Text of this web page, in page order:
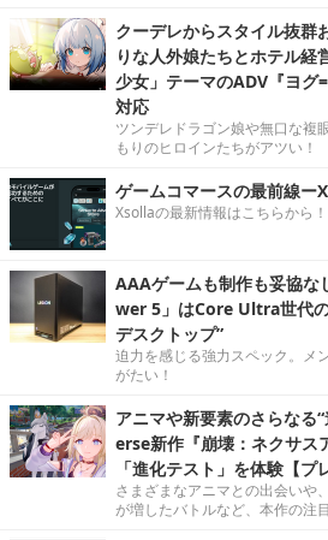
クーデレからスタイル抜群
りな人外娘たちとホテル経
少女」テーマのADV『ヨグ
対応
ツンデレドラゴン娘や無口な複
もりのヒロインたちがアツい！
ゲームコマースの最前線ー
Xsollaの最新情報はこちらから！
AAAゲームも制作も妥協
wer 5」はCore Ultra世代
デスクトップ”
迫力を感じる強力スペック。メ
がたい！
アニマや新要素のさらなる
erse新作『崩壊：ネクサス
「進化テスト」を体験【プ
さまざまなアニマとの出会いや
が増したバトルなど、本作の注